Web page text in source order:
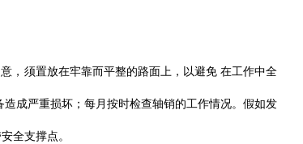
，须置放在牢靠而平整的路面上，以避免 在工作中全
成严重损坏；每月按时检查轴销的工作情况。假如发
全支撑点。